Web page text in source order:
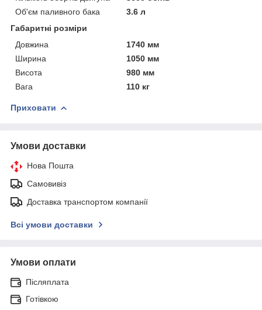
Об'єм паливного бака
3.6 л
Габаритні розміри
Довжина
1740 мм
Ширина
1050 мм
Висота
980 мм
Вага
110 кг
Приховати
Умови доставки
Нова Пошта
Самовивіз
Доставка транспортом компанії
Всі умови доставки
Умови оплати
Післяплата
Готівкою